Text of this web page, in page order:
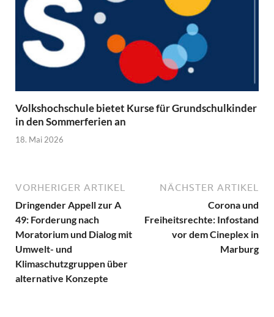
Volkshochschule bietet Kurse für Grundschulkinder
in den Sommerferien an
18. Mai 2026
VORHERIGER ARTIKEL
Dringender Appell zur A
49: Forderung nach
Moratorium und Dialog mit
Umwelt- und
Klimaschutzgruppen über
alternative Konzepte
NÄCHSTER ARTIKEL
Corona und
Freiheitsrechte: Infostand
vor dem Cineplex in
Marburg